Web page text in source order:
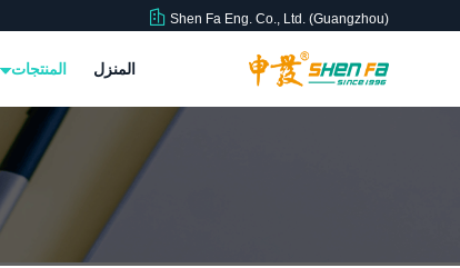
Shen Fa Eng. Co., Ltd. (Guangzhou)
المنزل المنتجات